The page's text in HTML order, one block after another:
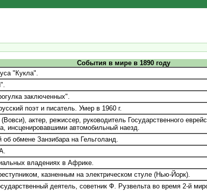
События в мире в 1890 году
"Кукла".
заключенных".
поэт и писатель. Умер в 1960 г.
актер, режиссер, руководитель Государственного
инсценировавшими автомобильный наезд.
обмене Занзибара на Гельголанд.
владениях в Африке.
казненным на электрическом стуле (Нью-Йорк).
деятель, советник Ф. Рузвельта во время 2-й